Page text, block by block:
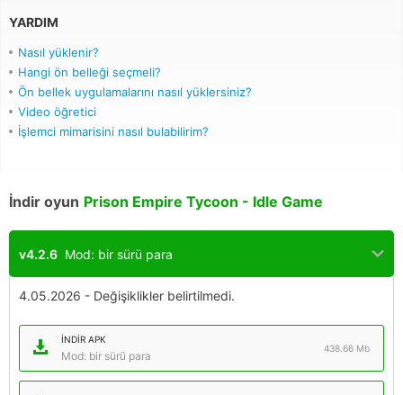
YARDIM
Nasıl yüklenir?
Hangi ön belleği seçmeli?
Ön bellek uygulamalarını nasıl yüklersiniz?
Video öğretici
İşlemci mimarisini nasıl bulabilirim?
İndir oyun Prison Empire Tycoon - Idle Game
v4.2.6 Mod: bir sürü para
4.05.2026 - Değişiklikler belirtilmedi.
İNDIR APK
Mod: bir sürü para
438.66 Mb